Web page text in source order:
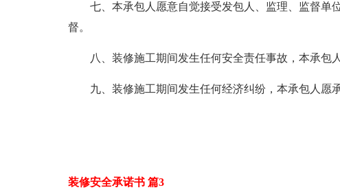
七、本承包人愿意自觉接受发包人、监理、监督单
督。
八、装修施工期间发生任何安全责任事故，本承包
九、装修施工期间发生任何经济纠纷，本承包人愿
装修安全承诺书 篇3